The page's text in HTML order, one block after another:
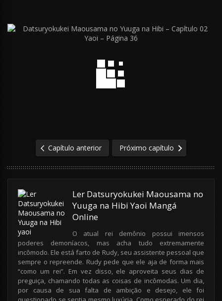
Capítulo anterior Próximo capítulo
Ler Datsuryokukei Maousama no
Yuuga na Hibi Yaoi Mangá
Online
O atual rei demônio possui imensos
poderes demoníacos, mas acha tudo extremamente
incômodo. Ele está farto de Rudy, seu assistente pessoal que
sempre o repreende. Rudy pede que ele aja de forma mais
“como um rei”. Em vez disso, ele aproveita seus dias de
preguiça, chamando todas as coisas de incômodas. Um dia,
por causa de sua falta de ambição e desejo, ele foi